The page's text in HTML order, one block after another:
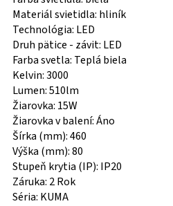
Materiál svietidla: hliník
Technológia: LED
Druh pätice - závit: LED
Farba svetla: Teplá biela
Kelvin: 3000
Lumen: 510lm
Žiarovka: 15W
Žiarovka v balení: Áno
Šírka (mm): 460
Výška (mm): 80
Stupeň krytia (IP): IP20
Záruka: 2 Rok
Séria: KUMA